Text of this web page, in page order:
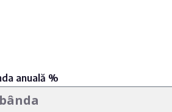
anuală %